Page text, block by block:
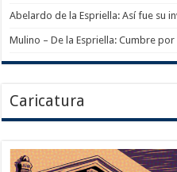
Abelardo de la Espriella: Así fue su
Mulino – De la Espriella: Cumbre
Caricatura